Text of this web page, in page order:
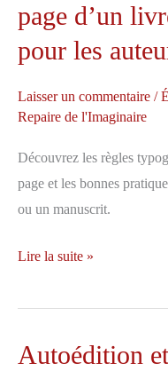
:
une
de
moderne
pour
vos
page d’un
pour les
Laisser un commentaire /
Repaire de l'Imaginaire
Découvrez les règles
page et les bonnes
ou un manuscrit.
Règles
et
en
Lire la suite »
Autoédition